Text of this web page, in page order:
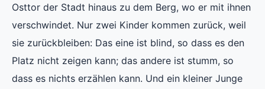
Osttor der Stadt hinaus zu dem Berg, wo er mit ihnen
verschwindet. Nur zwei Kinder kommen zurück, weil
sie zurückbleiben: Das eine ist blind, so dass es den
Platz nicht zeigen kann; das andere ist stumm, so
dass es nichts erzählen kann. Und ein kleiner Junge